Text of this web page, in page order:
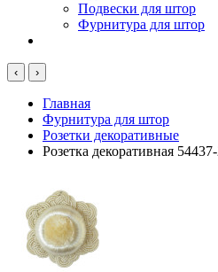
Подвески для штор
Фурнитура для штор
‹ ›
Главная
Фурнитура для штор
Розетки декоративные
Розетка декоративная